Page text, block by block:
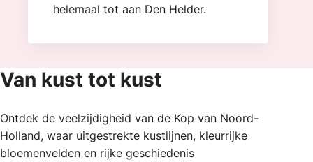
helemaal tot aan Den Helder.
Van kust tot kust
Ontdek de veelzijdigheid van de Kop van Noord-
Holland, waar uitgestrekte kustlijnen, kleurrijke
bloemenvelden en rijke geschiedenis